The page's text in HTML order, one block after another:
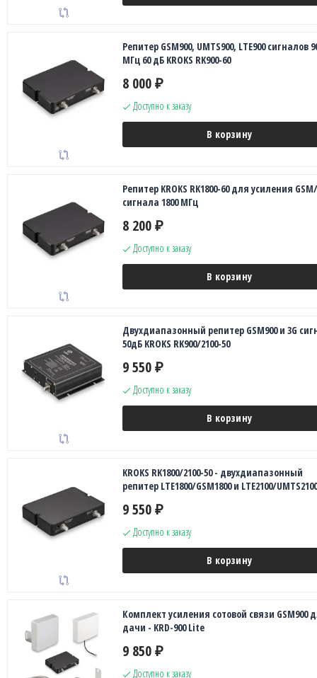
Репитер GSM900, UMTS900, LTE900 сигналов
МГц 60 дБ KROKS RK900-60
8 000 ₽
Доступно к заказу
В корзину
Репитер KROKS RK1800-60 для усиления
сигнала 1800 МГц
8 200 ₽
Доступно к заказу
В корзину
Двухдиапазонный репитер GSM900 и 3G
50дБ KROKS RK900/2100-50
9 550 ₽
Доступно к заказу
В корзину
KROKS RK1800/2100-50 - двухдиапазонный
репитер LTE1800/GSM1800 и LTE2100/UMTS2100
9 550 ₽
Доступно к заказу
В корзину
Комплект усиления сотовой связи GSM900
дачи - KRD-900 Lite
9 850 ₽
Доступно к заказу